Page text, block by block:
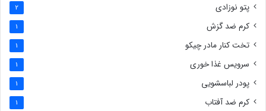
پتو نوزادی 2
کرم ضد گزش 1
تخت کنار مادر چیکو 1
سرویس غذا خوری 1
پودر لباسشویی 1
کرم ضد آفتاب 1